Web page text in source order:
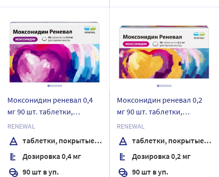
Моксонидин реневал 0,4
мг 90 шт. таблетки,
покрытые пленочной
оболочкой
RENEWAL
таблетки, покрытые пленочной оболочкой
Дозировка 0,4 мг
90 шт в уп.
Моксонидин реневал 0,2
мг 90 шт. таблетки,
покрытые пленочной
оболочкой
RENEWAL
таблетки, покрытые пленочной оболочкой
Дозировка 0,2 мг
90 шт в уп.